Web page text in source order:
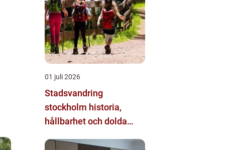
01 juli 2026
Stadsvandring
stockholm historia,
hållbarhet och dolda